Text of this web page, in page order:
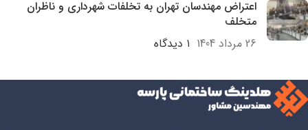
اعتراض مهندسان تهران به تخلفات شهرداری و ناظران
متخلف
26 مرداد 1404
۱ دیدگاه